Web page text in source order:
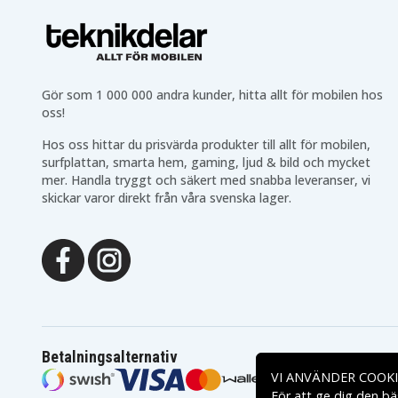
Gör som 1 000 000 andra kunder, hitta allt för mobilen hos
oss!
Hos oss hittar du prisvärda produkter till allt för mobilen,
surfplattan, smarta hem, gaming, ljud & bild och mycket
mer. Handla tryggt och säkert med snabba leveranser, vi
skickar varor direkt från våra svenska lager.
Betalningsalternativ
VI ANVÄNDER